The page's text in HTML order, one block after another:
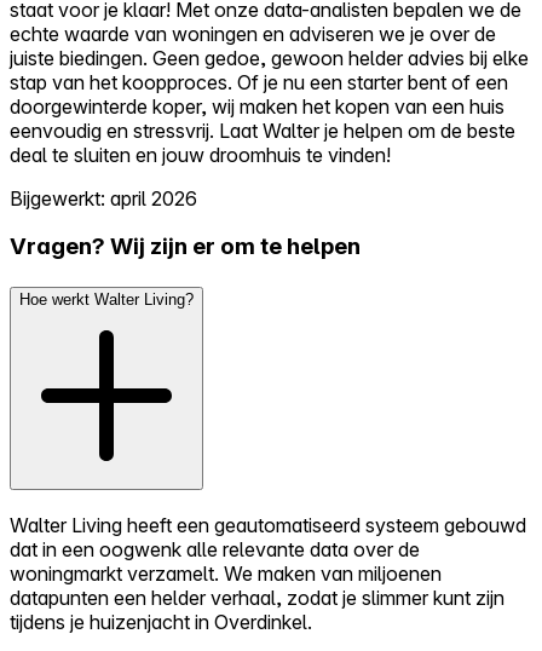
staat voor je klaar! Met onze data-analisten bepalen we de
echte waarde van woningen en adviseren we je over de
juiste biedingen. Geen gedoe, gewoon helder advies bij elke
stap van het koopproces. Of je nu een starter bent of een
doorgewinterde koper, wij maken het kopen van een huis
eenvoudig en stressvrij. Laat Walter je helpen om de beste
deal te sluiten en jouw droomhuis te vinden!
Bijgewerkt: april 2026
Vragen? Wij zijn er om te helpen
Hoe werkt Walter Living?
Walter Living heeft een geautomatiseerd systeem gebouwd
dat in een oogwenk alle relevante data over de
woningmarkt verzamelt. We maken van miljoenen
datapunten een helder verhaal, zodat je slimmer kunt zijn
tijdens je huizenjacht in Overdinkel.